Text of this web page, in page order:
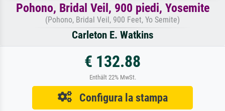
Pohono, Bridal Veil, 900 piedi, Yosemite
(Pohono, Bridal Veil, 900 Feet, Yo Semite)
Carleton E. Watkins
€ 132.88
Enthält 22% MwSt.
Configura la stampa